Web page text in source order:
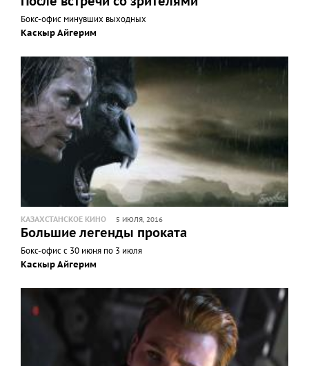
Бокс-офис минувших выходных
Каскыр Айгерим
КАЗАХСТАНСКОЕ КИНО 5 ИЮЛЯ, 2016
Большие легенды проката
Бокс-офис с 30 июня по 3 июля
Каскыр Айгерим